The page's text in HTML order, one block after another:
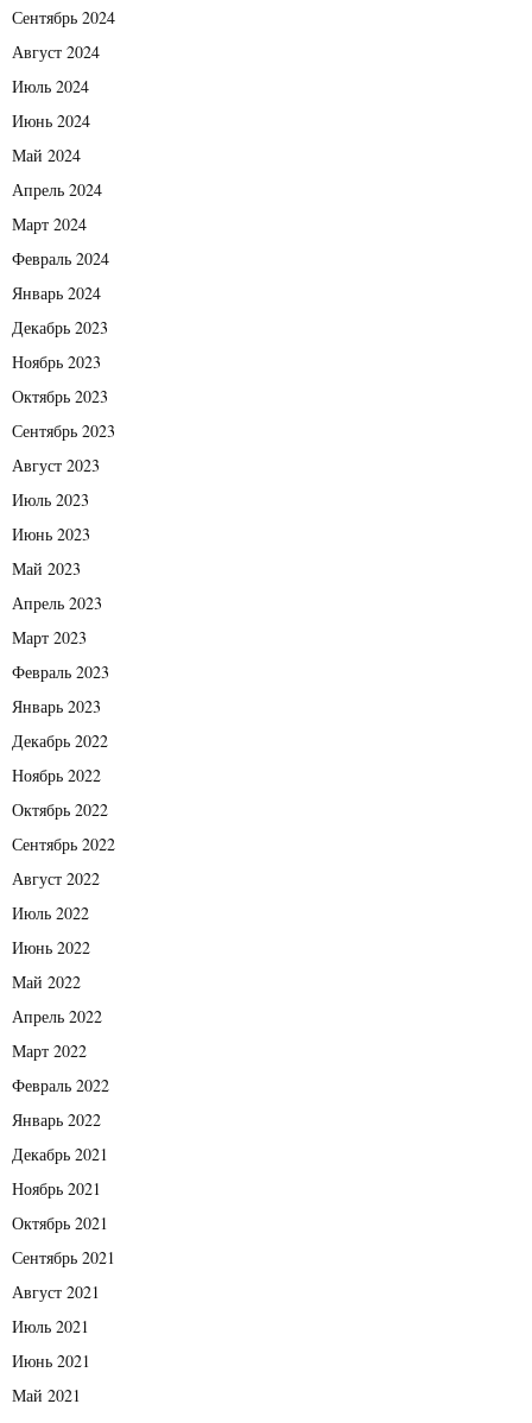
Сентябрь 2024
Август 2024
Июль 2024
Июнь 2024
Май 2024
Апрель 2024
Март 2024
Февраль 2024
Январь 2024
Декабрь 2023
Ноябрь 2023
Октябрь 2023
Сентябрь 2023
Август 2023
Июль 2023
Июнь 2023
Май 2023
Апрель 2023
Март 2023
Февраль 2023
Январь 2023
Декабрь 2022
Ноябрь 2022
Октябрь 2022
Сентябрь 2022
Август 2022
Июль 2022
Июнь 2022
Май 2022
Апрель 2022
Март 2022
Февраль 2022
Январь 2022
Декабрь 2021
Ноябрь 2021
Октябрь 2021
Сентябрь 2021
Август 2021
Июль 2021
Июнь 2021
Май 2021